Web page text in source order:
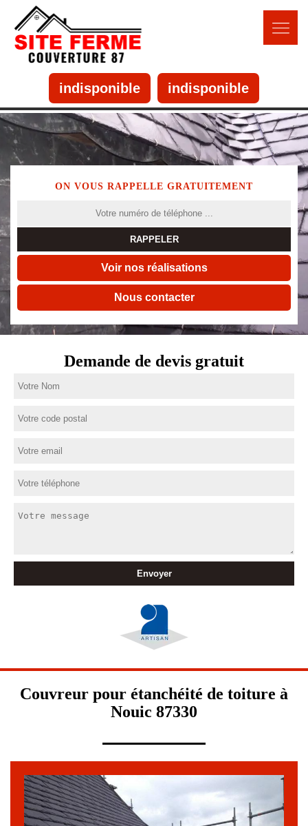
indisponible indisponible
ON VOUS RAPPELLE GRATUITEMENT
Voir nos réalisations
Nous contacter
Demande de devis gratuit
Couvreur pour étanchéité de toiture à
Nouic 87330